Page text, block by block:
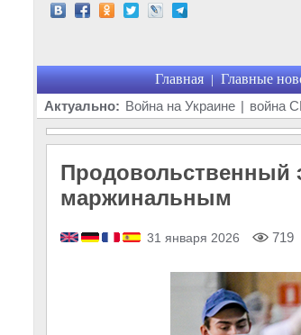
Главная | Главные
Актуально: Война на Украине | война
Продовольственный
маржинальным
31 января 2026 719